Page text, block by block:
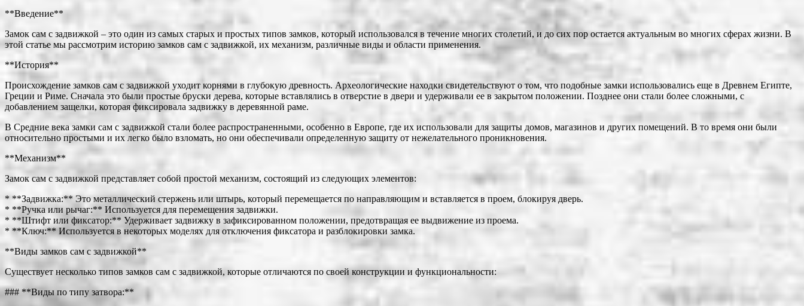
**Введение**
Замок сам с задвижкой – это один из самых старых и простых типов замков, который использовался в течение многих столетий, и до сих пор остается актуальным во многих сферах жизни. В
этой статье мы рассмотрим историю замков сам с задвижкой, их механизм, различные виды и области применения.
**История**
Происхождение замков сам с задвижкой уходит корнями в глубокую древность. Археологические находки свидетельствуют о том, что подобные замки использовались еще в Древнем Египте,
Греции и Риме. Сначала это были простые бруски дерева, которые вставлялись в отверстие в двери и удерживали ее в закрытом положении. Позднее они стали более сложными, с
добавлением защелки, которая фиксировала задвижку в деревянной раме.
В Средние века замки сам с задвижкой стали более распространенными, особенно в Европе, где их использовали для защиты домов, магазинов и других помещений. В то время они были
относительно простыми и их легко было взломать, но они обеспечивали определенную защиту от нежелательного проникновения.
**Механизм**
Замок сам с задвижкой представляет собой простой механизм, состоящий из следующих элементов:
* **Задвижка:** Это металлический стержень или штырь, который перемещается по направляющим и вставляется в проем, блокируя дверь.
* **Ручка или рычаг:** Используется для перемещения задвижки.
* **Штифт или фиксатор:** Удерживает задвижку в зафиксированном положении, предотвращая ее выдвижение из проема.
* **Ключ:** Используется в некоторых моделях для отключения фиксатора и разблокировки замка.
**Виды замков сам с задвижкой**
Существует несколько типов замков сам с задвижкой, которые отличаются по своей конструкции и функциональности:
### **Виды по типу затвора:**